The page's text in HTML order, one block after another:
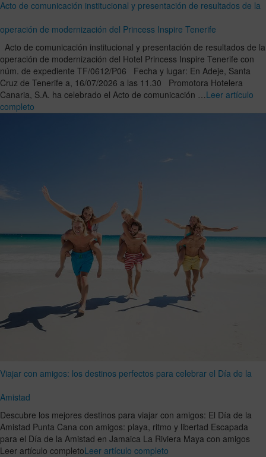
Acto de comunicación institucional y presentación de resultados de la
operación de modernización del Princess Inspire Tenerife
Acto de comunicación institucional y presentación de resultados de la
operación de modernización del Hotel Princess Inspire Tenerife con
núm. de expediente TF/0612/P06 Fecha y lugar: En Adeje, Santa
Cruz de Tenerife a, 16/07/2026 a las 11.30 Promotora Hotelera
Canaria, S.A. ha celebrado el Acto de comunicación …Leer artículo
completo
Viajar con amigos: los destinos perfectos para celebrar el Día de la
Amistad
Descubre los mejores destinos para viajar con amigos: El Día de la
Amistad Punta Cana con amigos: playa, ritmo y libertad Escapada
para el Día de la Amistad en Jamaica La Riviera Maya con amigos
Leer artículo completoLeer artículo completo